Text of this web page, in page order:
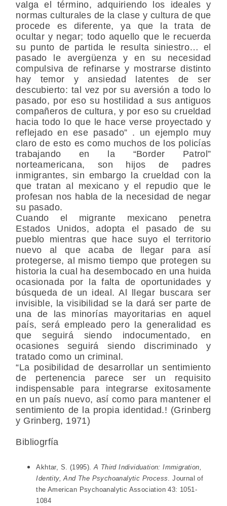
valga el término, adquiriendo los ideales y
normas culturales de la clase y cultura de que
procede es diferente, ya que la trata de
ocultar y negar; todo aquello que le recuerda
su punto de partida le resulta siniestro… el
pasado le avergüenza y en su necesidad
compulsiva de refinarse y mostrarse distinto
hay temor y ansiedad latentes de ser
descubierto: tal vez por su aversión a todo lo
pasado, por eso su hostilidad a sus antiguos
compañeros de cultura, y por eso su crueldad
hacia todo lo que le hace verse proyectado y
reflejado en ese pasado” . un ejemplo muy
claro de esto es como muchos de los policías
trabajando en la “Border Patrol”
norteamericana, son hijos de padres
inmigrantes, sin embargo la crueldad con la
que tratan al mexicano y el repudio que le
profesan nos habla de la necesidad de negar
su pasado.
Cuando el migrante mexicano penetra
Estados Unidos, adopta el pasado de su
pueblo mientras que hace suyo el territorio
nuevo al que acaba de llegar para así
protegerse, al mismo tiempo que protegen su
historia la cual ha desembocado en una huida
ocasionada por la falta de oportunidades y
búsqueda de un ideal. Al llegar buscara ser
invisible, la visibilidad se la dará ser parte de
una de las minorías mayoritarias en aquel
país, será empleado pero la generalidad es
que seguirá siendo indocumentado, en
ocasiones seguirá siendo discriminado y
tratado como un criminal.
“La posibilidad de desarrollar un sentimiento
de pertenencia parece ser un requisito
indispensable para integrarse exitosamente
en un país nuevo, así como para mantener el
sentimiento de la propia identidad.! (Grinberg
y Grinberg, 1971)
Bibliogrfía
Akhtar, S. (1995). A Third Individuation: Immigration,
Identity, And The Psychoanalytic Process . Journal of
the American Psychoanalytic Association 43: 1051-
1084